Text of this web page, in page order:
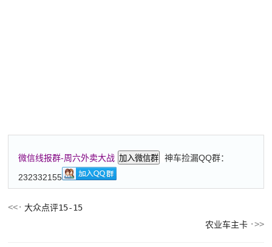
微信线报群-周六外卖大战 加入微信群
神车捡漏QQ群：
232332155
大众点评15-15
农业车主卡